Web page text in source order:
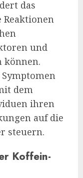
das
und
können.
dem
ihren
auf die
steuern.
Koffein-